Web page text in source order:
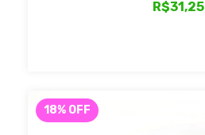
R$31,25
18% OFF